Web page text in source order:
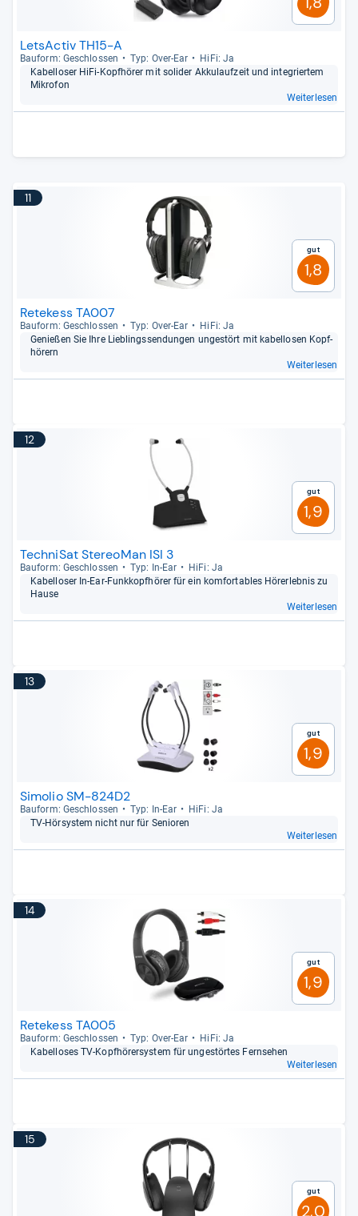
LetsActiv TH15-A
Bau­form: Geschlos­sen Typ: Over-​Ear
HiFi: Ja
Kabel­lo­ser HiFi-​Kopf­hö­rer mit soli­der Akku­lauf­zeit und inte­grier­tem
Mikro­fon
Weiterlesen
11
Gut
1,8
Retekess TA007
Bau­form: Geschlos­sen Typ: Over-​Ear
HiFi: Ja
Genie­ßen Sie Ihre Lieb­lings­sen­dun­gen unge­stört mit kabel­lo­sen Kopf­
hö­rern
Weiterlesen
12
Gut
1,9
TechniSat StereoMan ISI 3
Bau­form: Geschlos­sen Typ: In-​Ear
HiFi: Ja
Kabel­lo­ser In-​Ear-​Funk­kopf­hö­rer für ein kom­for­ta­bles Hörer­leb­nis zu
Hause
Weiterlesen
13
Gut
1,9
Simolio SM-824D2
Bau­form: Geschlos­sen Typ: In-​Ear
HiFi: Ja
TV-​Hör­sys­tem nicht nur für Senio­ren
Weiterlesen
14
Gut
1,9
Retekess TA005
Bau­form: Geschlos­sen Typ: Over-​Ear
HiFi: Ja
Kabel­lo­ses TV-​Kopf­hö­rer­sys­tem für unge­stör­tes Fern­se­hen
Weiterlesen
15
Gut
2,0